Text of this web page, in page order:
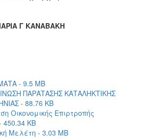
Γ ΚΑΝΑΒΑΚΗ
- 9.5 MB
ΠΑΡΑΤΑΣΗΣ ΚΑΤΑΛΗΚΤΙΚΗΣ
- 88.76 KB
Οικονομικής Επιρτροπής
450.34 KB
Μελέτη - 3.03 MB